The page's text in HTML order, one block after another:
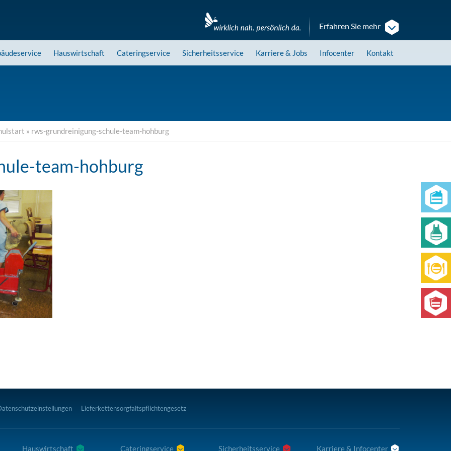
Erfahren Sie mehr
Hauswirtschaft Cateringservice Sicherheitsservice Karriere& Jobs Infocenter Kontakt
» rws-grundreinigung-schule-team-hohburg
team-hohburg
Lieferkettensorgfaltspflichtengesetz
Hauswirtschaft Cateringservice Sicherheitsservice Karriere & Infocenter